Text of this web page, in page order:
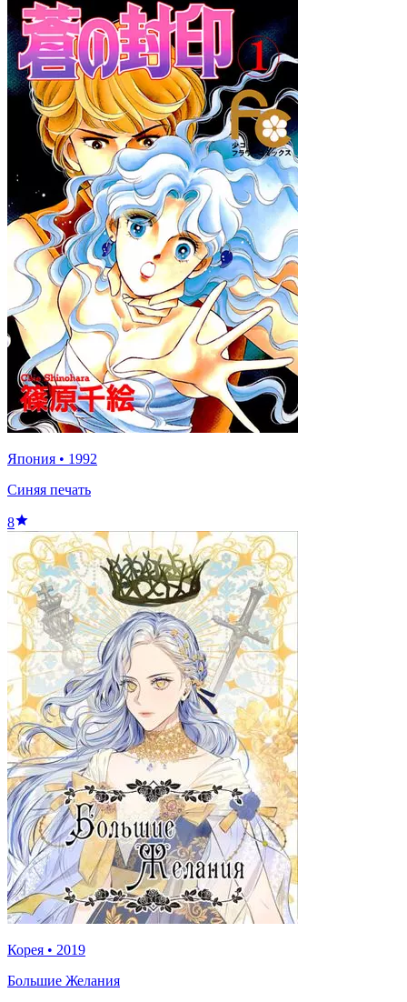
Япония • 1992
Синяя печать
8
Корея • 2019
Большие Желания